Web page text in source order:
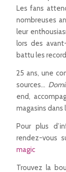
Les fans
nombreuses
leur
lors des
battu les
25 ans, une
sources…
end,
magasins dans
Pour plus
rendez-vous
magic
Trouvez la